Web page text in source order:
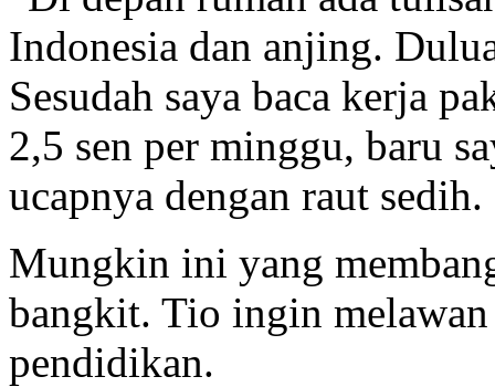
Indonesia dan anjing.
Sesudah saya baca kerja
2,5 sen per minggu, baru
ucapnya dengan raut sedih.
Mungkin ini yang
bangkit. Tio ingin
pendidikan.